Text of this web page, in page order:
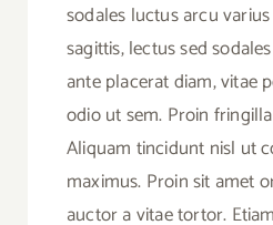
sodales luctus arcu
sagittis, lectus sed
ante placerat diam, vitae
odio ut sem. Proin
Aliquam tincidunt nisl ut
maximus. Proin sit amet
auctor a vitae tortor.